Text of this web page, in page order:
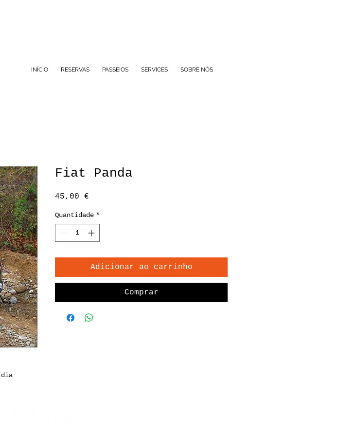
INÍCIO RESERVAS PASSEIOS SERVICES SOBRE NÓS
Fiat Panda
45,00 €
Quantidade *
Adicionar ao carrinho
Comprar